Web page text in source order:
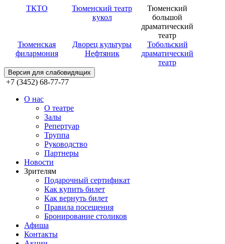
ТКТО
Тюменский театр
кукол
Тюменский
большой
драматический
театр
Тюменская
филармония
Дворец культуры
Нефтяник
Тобольский
драматический
театр
Версия для слабовидящих
+7 (3452) 68-77-77
О нас
О театре
Залы
Репертуар
Труппа
Руководство
Партнеры
Новости
Зрителям
Подарочный сертификат
Как купить билет
Как вернуть билет
Правила посещения
Бронирование столиков
Афиша
Контакты